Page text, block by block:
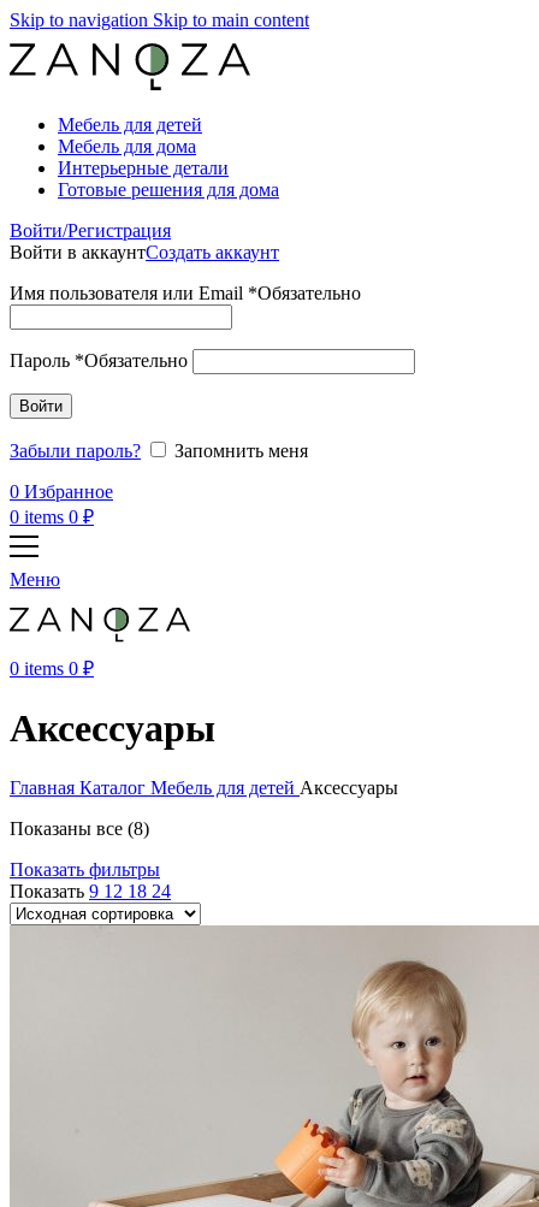
Skip to navigation Skip to main content
Мебель для детей
Мебель для дома
Интерьерные детали
Готовые решения для дома
Войти/Регистрация
Войти в аккаунтСоздать аккаунт
Имя пользователя или Email *Обязательно
Пароль *Обязательно
Войти
Забыли пароль?
Запомнить меня
0 Избранное
0 items 0 ₽
Меню
0 items 0 ₽
Аксессуары
Главная Каталог Мебель для детей Аксессуары
Показаны все (8)
Показать фильтры
Показать 9 12 18 24